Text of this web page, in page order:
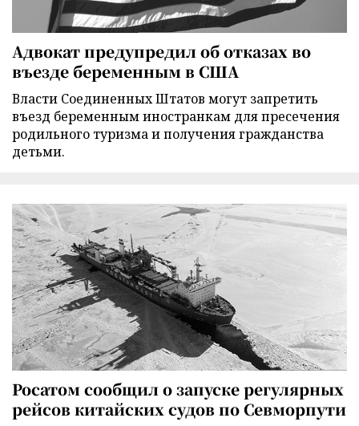
Адвокат предупредил об отказах во
въезде беременным в США
Власти Соединенных Штатов могут запретить
въезд беременным иностранкам для пресечения
родильного туризма и получения гражданства
детьми.
Росатом сообщил о запуске регулярных
рейсов китайских судов по Севморпути